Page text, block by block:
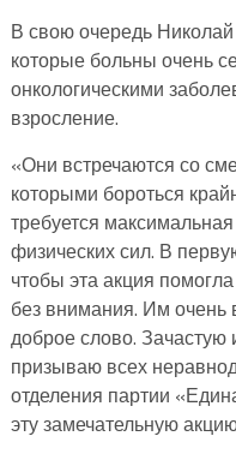
В свою очередь
которые больны очень
онкологическими
взросление.
«Они встречаются со
которыми бороться
требуется
физических сил. В
чтобы эта акция
без внимания. Им очень
доброе слово. Зачастую
призываю всех
отделения партии
эту замечательную